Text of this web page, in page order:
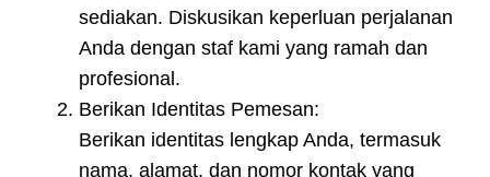
sediakan. Diskusikan keperluan perjalanan
Anda dengan staf kami yang ramah dan
profesional.
Berikan Identitas Pemesan:
Berikan identitas lengkap Anda, termasuk
nama, alamat, dan nomor kontak yang